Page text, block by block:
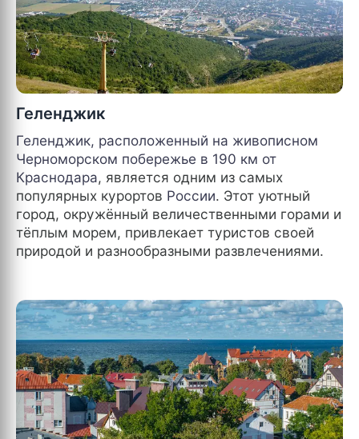
Геленджик
Геленджик, расположенный на живописном
Черноморском побережье в 190 км от
Краснодара, является одним из самых
популярных курортов России. Этот уютный
город, окружённый величественными горами и
тёплым морем, привлекает туристов своей
природой и разнообразными развлечениями.